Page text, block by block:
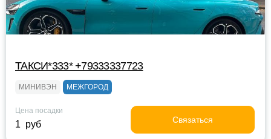
ТАКСИ*333* +79333337723
МИНИВЭН МЕЖГОРОД
Цена посадки
1 руб Связаться